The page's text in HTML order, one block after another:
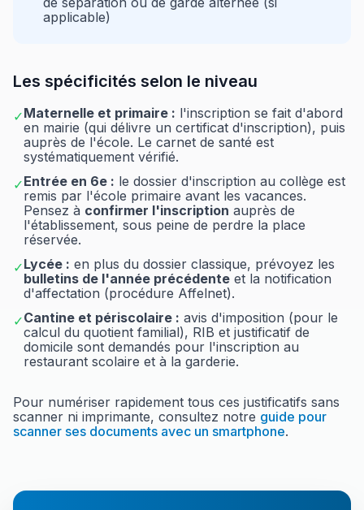
applicable)
Les spécificités selon le niveau
✓Maternelle et primaire : l'inscription se fait d'abord
en mairie (qui délivre un certificat d'inscription), puis
auprès de l'école. Le carnet de santé est
systématiquement vérifié.
✓Entrée en 6e : le dossier d'inscription au collège est
remis par l'école primaire avant les vacances.
Pensez à confirmer l'inscription auprès de
l'établissement, sous peine de perdre la place
réservée.
✓Lycée : en plus du dossier classique, prévoyez les
bulletins de l'année précédente et la notification
d'affectation (procédure Affelnet).
✓Cantine et périscolaire : avis d'imposition (pour le
calcul du quotient familial), RIB et justificatif de
domicile sont demandés pour l'inscription au
restaurant scolaire et à la garderie.
Pour numériser rapidement tous ces justificatifs sans
scanner ni imprimante, consultez notre guide pour
scanner ses documents avec un smartphone.